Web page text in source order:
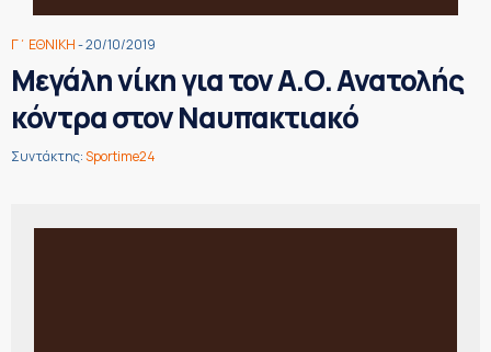
Γ΄ ΕΘΝΙΚΗ- 20/10/2019
Μεγάλη νίκη για τον Α.Ο. Ανατολής
κόντρα στον Ναυπακτιακό
Συντάκτης:Sportime24